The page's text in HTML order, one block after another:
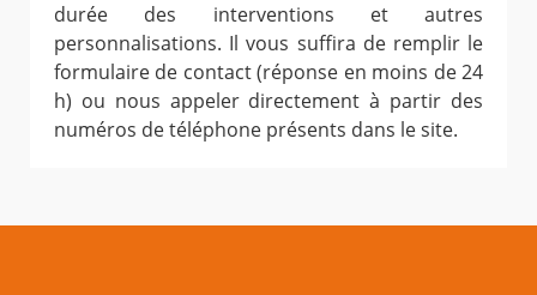
durée des interventions et autres
personnalisations. Il vous suffira de remplir le
formulaire de contact (réponse en moins de 24
h) ou nous appeler directement à partir des
numéros de téléphone présents dans le site.